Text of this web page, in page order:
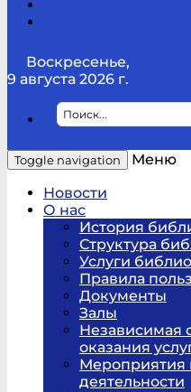
Воскресенье,
9 августа 2026 г.
Toggle navigation
Меню
Новости
О нас
История
Структура
Услуги
Правила
Документы
Залы
Независимая
оказания
Мероприятия
деятельности